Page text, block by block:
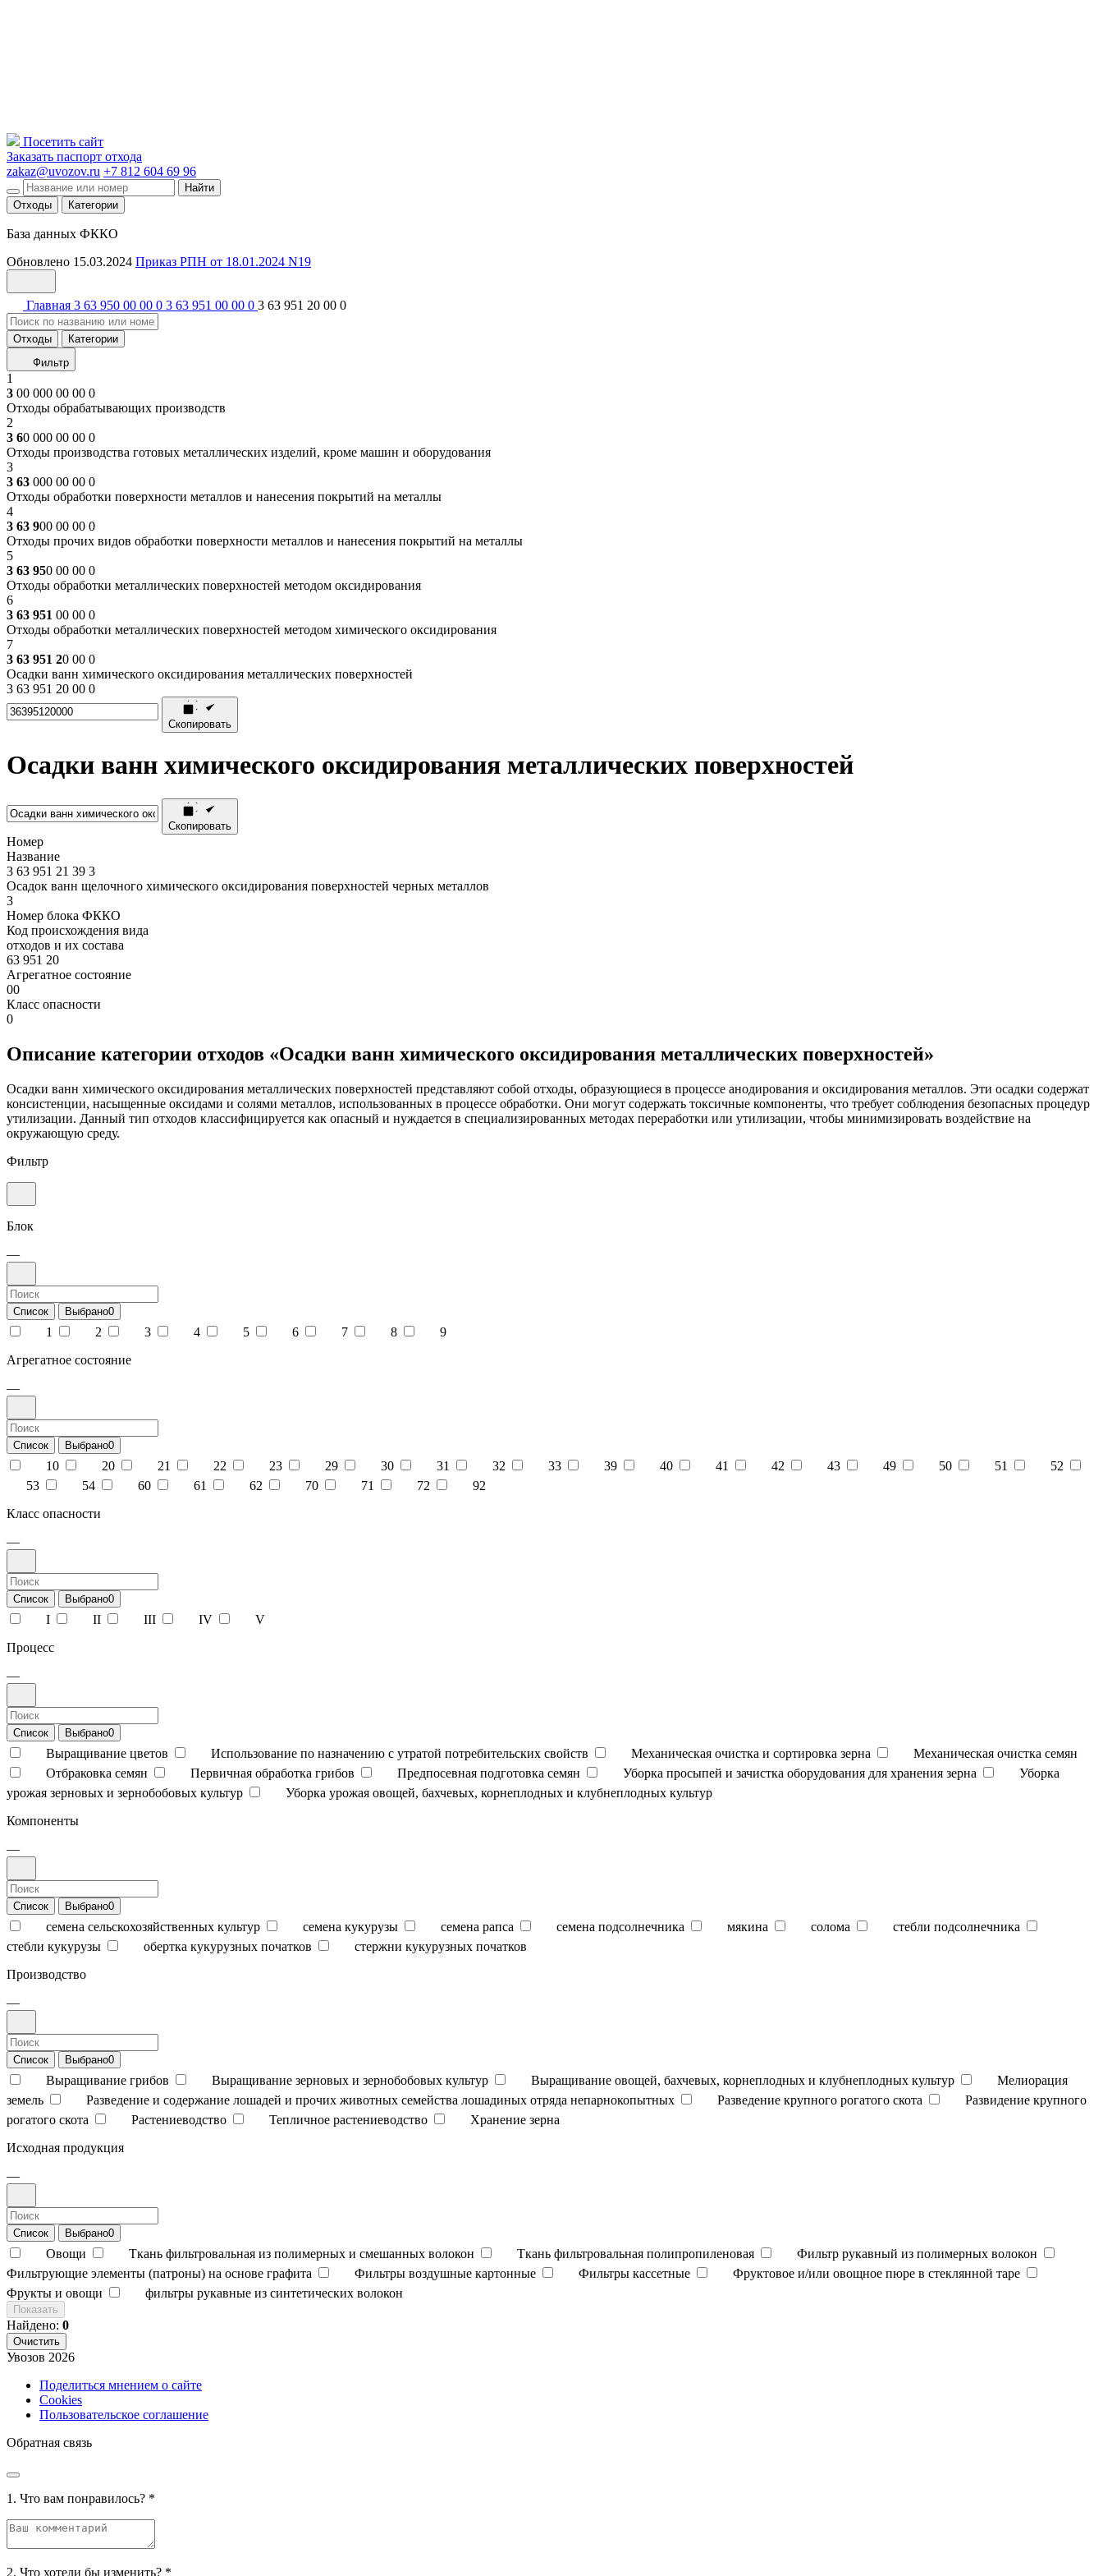
Посетить сайт
Заказать паспорт отхода
zakaz@uvozov.ru +7 812 604 69 96
Найти
Отходы
Категории
База данных ФККО
Обновлено 15.03.2024 Приказ РПН от 18.01.2024 N19
Главная 3 63 950 00 00 0 3 63 951 00 00 0 3 63 951 20 00 0
Отходы
Категории
Фильтр
1
3 00 000 00 00 0
Отходы обрабатывающих производств
2
3 60 000 00 00 0
Отходы производства готовых металлических изделий, кроме машин и оборудования
3
3 63 000 00 00 0
Отходы обработки поверхности металлов и нанесения покрытий на металлы
4
3 63 900 00 00 0
Отходы прочих видов обработки поверхности металлов и нанесения покрытий на металлы
5
3 63 950 00 00 0
Отходы обработки металлических поверхностей методом оксидирования
6
3 63 951 00 00 0
Отходы обработки металлических поверхностей методом химического оксидирования
7
3 63 951 20 00 0
Осадки ванн химического оксидирования металлических поверхностей
3 63 951 20 00 0
Скопировать
Осадки ванн химического оксидирования металлических поверхностей
Скопировать
Номер
Название
3 63 951 21 39 3
Осадок ванн щелочного химического оксидирования поверхностей черных металлов
3
Номер блока ФККО
Код происхождения вида
отходов и их состава
63 951 20
Агрегатное состояние
00
Класс опасности
0
Описание категории отходов «Осадки ванн химического оксидирования металлических поверхностей»
Осадки ванн химического оксидирования металлических поверхностей представляют собой отходы, образующиеся в процессе анодирования и оксидирования металлов. Эти осадки содержат
консистенции, насыщенные оксидами и солями металлов, использованных в процессе обработки. Они могут содержать токсичные компоненты, что требует соблюдения безопасных процедур
утилизации. Данный тип отходов классифицируется как опасный и нуждается в специализированных методах переработки или утилизации, чтобы минимизировать воздействие на
окружающую среду.
Фильтр
Блок
—
Список Выбрано0
1 2 3 4 5 6 7 8
9
Агрегатное состояние
—
Список Выбрано0
10 20 21 22 23 29 30 31 32 33 39 40 41 42 43 49 50 51
52
53
54 60 61 62 70 71 72
92
Класс опасности
—
Список Выбрано0
I II III IV
V
Процесс
—
Список Выбрано0
Выращивание цветов Использование по назначению с утратой потребительских свойств Механическая очистка и сортировка зерна
Механическая очистка семян
Отбраковка семян
Первичная обработка грибов Предпосевная подготовка семян Уборка просыпей и зачистка оборудования для хранения зерна
Уборка
урожая зерновых и зернобобовых культур
Уборка урожая овощей, бахчевых, корнеплодных и клубнеплодных культур
Компоненты
—
Список Выбрано0
семена сельскохозяйственных культур семена кукурузы семена рапса семена подсолнечника мякина солома
стебли подсолнечника
стебли кукурузы
обертка кукурузных початков
стержни кукурузных початков
Производство
—
Список Выбрано0
Выращивание грибов Выращивание зерновых и зернобобовых культур Выращивание овощей, бахчевых, корнеплодных и клубнеплодных культур
Мелиорация
земель
Разведение и содержание лошадей и прочих животных семейства лошадиных отряда непарнокопытных Разведение крупного рогатого скота
Развидение крупного
рогатого скота
Растениеводство Тепличное растениеводство
Хранение зерна
Исходная продукция
—
Список Выбрано0
Овощи Ткань фильтровальная из полимерных и смешанных волокон Ткань фильтровальная полипропиленовая
Фильтр рукавный из полимерных волокон
Фильтрующие элементы (патроны) на основе графита
Фильтры воздушные картонные Фильтры кассетные
Фруктовое и/или овощное пюре в стеклянной таре
Фрукты и овощи
фильтры рукавные из синтетических волокон
Показать
Найдено: 0
Очистить
Увозов 2026
Поделиться мнением о сайте
Cookies
Пользовательское соглашение
Обратная связь
1. Что вам понравилось? *
2. Что хотели бы изменить? *